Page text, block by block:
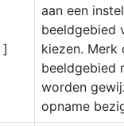
]
aan een
beeldgebied
kiezen. Merk
beeldgebied
worden
opname